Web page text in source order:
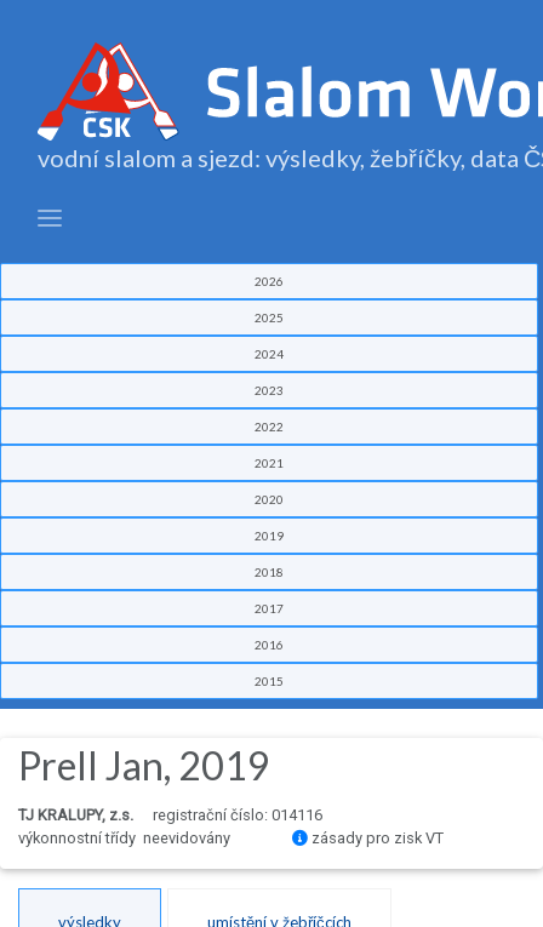
vodní slalom a sjezd: výsledky, žebříčky, data
2026
2025
2024
2023
2022
2021
2020
2019
2018
2017
2016
2015
Prell Jan, 2019
TJ KRALUPY, z.s.
registrační číslo: 014116
výkonnostní třídy neevidovány
zásady pro zisk VT
výsledky umístění v žebříčcích